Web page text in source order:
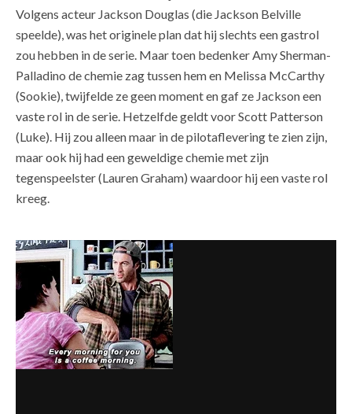
Volgens acteur Jackson Douglas (die Jackson Belville
speelde), was het originele plan dat hij slechts een gastrol
zou hebben in de serie. Maar toen bedenker Amy Sherman-
Palladino de chemie zag tussen hem en Melissa McCarthy
(Sookie), twijfelde ze geen moment en gaf ze Jackson een
vaste rol in de serie. Hetzelfde geldt voor Scott Patterson
(Luke). Hij zou alleen maar in de pilotaflevering te zien zijn,
maar ook hij had een geweldige chemie met zijn
tegenspeelster (Lauren Graham) waardoor hij een vaste rol
kreeg.